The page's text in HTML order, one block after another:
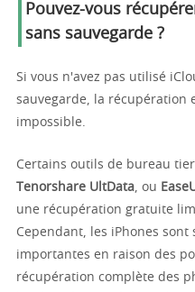
Pouvez-vous
sans sauvegarde ?
Si vous n'avez pas utilisé
sauvegarde, la récupération
impossible.
Certains outils de bureau
Tenorshare UltData , ou
une récupération gratuite
Cependant, les iPhones
importantes en raison des
récupération complète des